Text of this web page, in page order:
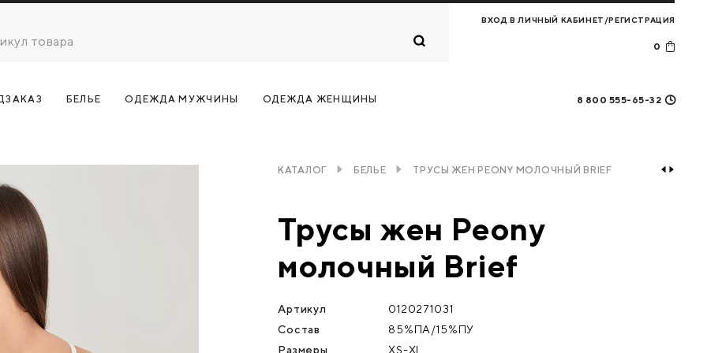
КАТАЛОГ БЕЛЬЕ ТРУСЫ ЖЕН PEONY МОЛОЧНЫЙ BRIEF
Трусы жен Peony
молочный Brief
Артикул
0120271031
Состав
85%ПА/15%ПУ
Размеры
XS-XL
ВХОД В ЛИЧНЫЙ КАБИНЕТ/РЕГИСТРАЦИЯ
0
БЕЛЬЕ ОДЕЖДА МУЖЧИНЫ ОДЕЖДА ЖЕНЩИНЫ 8 800 555-65-32